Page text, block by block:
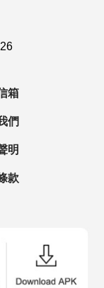
箱
們
明
款